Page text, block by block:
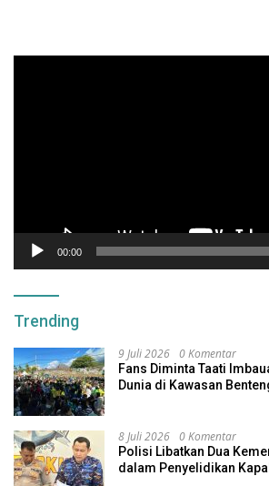
00:00
Trending
9 Juli 2026 0 Komentar
Fans Diminta Taati
Dunia di Kawasan
8 Juli 2026 0 Komentar
Polisi Libatkan Dua
dalam Penyelidikan